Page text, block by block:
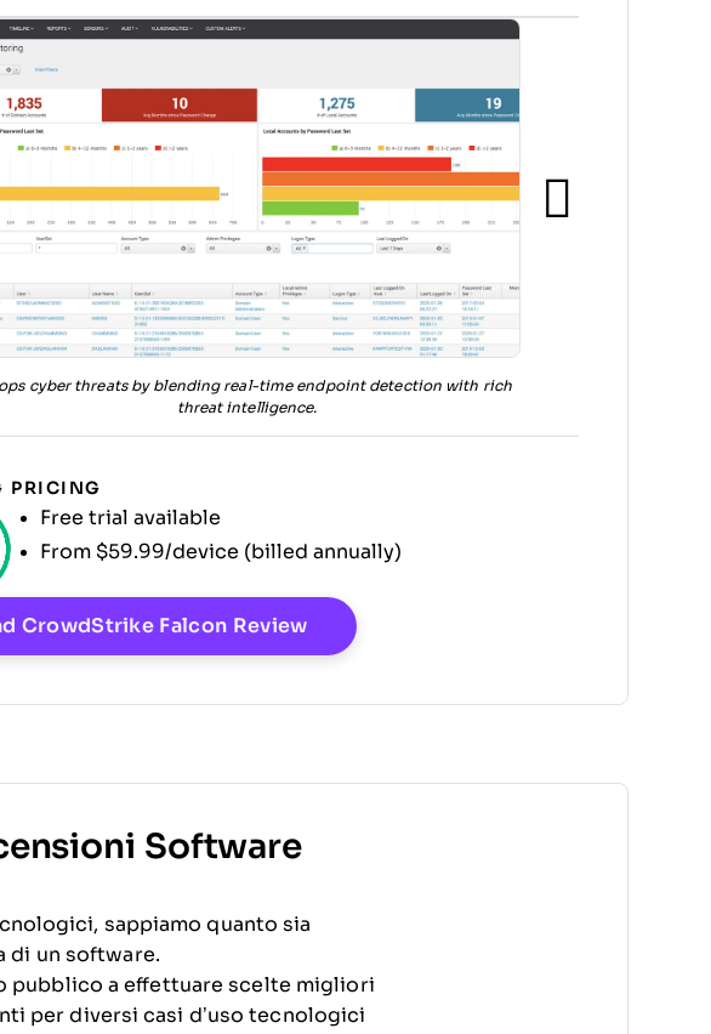
cyber threats by blending real-time endpoint detection with rich
threat intelligence.
PRICING
Free trial available
From $59.99/device (billed annually)
CrowdStrike Falcon ReviewOpens New Window
Software
sappiamo quanto sia
di un software.
pubblico a effettuare scelte migliori
per diversi casi d’uso tecnologici